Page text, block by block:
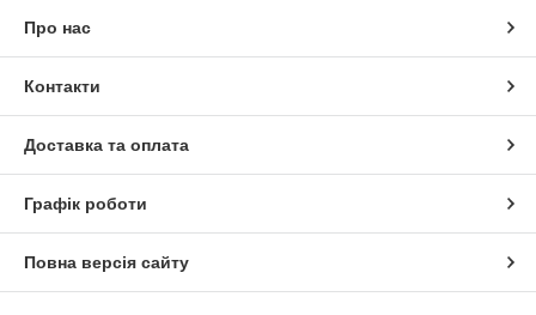
Про нас
Контакти
Доставка та оплата
Графік роботи
Повна версія сайту